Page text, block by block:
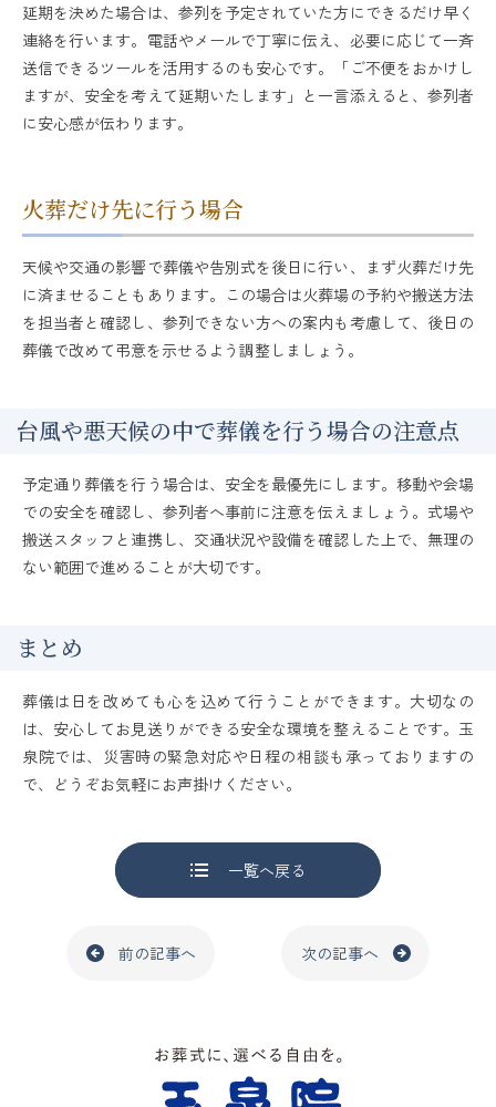
延期を決めた場合は、参列を予定されていた方にできるだけ早く
連絡を行います。電話やメールで丁寧に伝え、必要に応じて一斉
送信できるツールを活用するのも安心です。「ご不便をおかけし
ますが、安全を考えて延期いたします」と一言添えると、参列者
に安心感が伝わります。
火葬だけ先に行う場合
天候や交通の影響で葬儀や告別式を後日に行い、まず火葬だけ先
に済ませることもあります。この場合は火葬場の予約や搬送方法
を担当者と確認し、参列できない方への案内も考慮して、後日の
葬儀で改めて弔意を示せるよう調整しましょう。
台風や悪天候の中で葬儀を行う場合の注意点
予定通り葬儀を行う場合は、安全を最優先にします。移動や会場
での安全を確認し、参列者へ事前に注意を伝えましょう。式場や
搬送スタッフと連携し、交通状況や設備を確認した上で、無理の
ない範囲で進めることが大切です。
まとめ
葬儀は日を改めても心を込めて行うことができます。大切なの
は、安心してお見送りができる安全な環境を整えることです。玉
泉院では、災害時の緊急対応や日程の相談も承っておりますの
で、どうぞお気軽にお声掛けください。
一覧へ戻る
前の記事へ 次の記事へ